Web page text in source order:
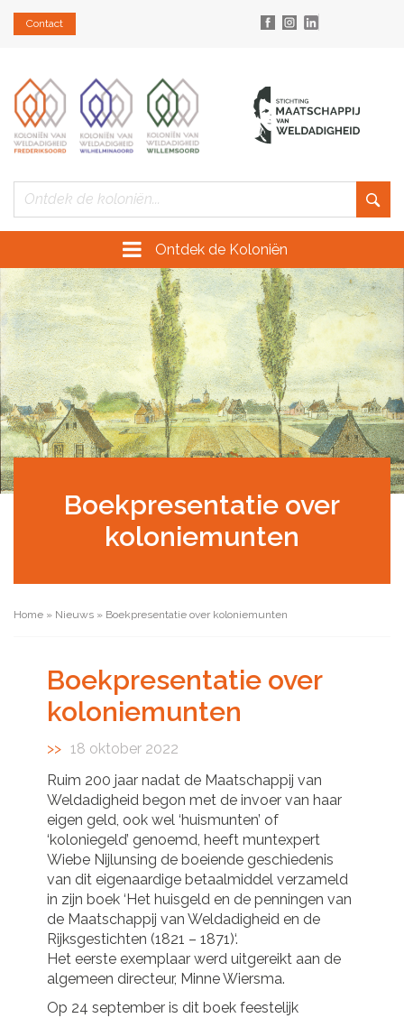
Contact
Ontdek de Koloniën
Boekpresentatie over
koloniemunten
Home » Nieuws » Boekpresentatie over koloniemunten
Boekpresentatie over
koloniemunten
18 oktober 2022
Ruim 200 jaar nadat de Maatschappij van
Weldadigheid begon met de invoer van haar
eigen geld, ook wel ‘huismunten’ of
‘koloniegeld’ genoemd, heeft muntexpert
Wiebe Nijlunsing de boeiende geschiedenis
van dit eigenaardige betaalmiddel verzameld
in zijn boek ‘Het huisgeld en de penningen van
de Maatschappij van Weldadigheid en de
Rijksgestichten (1821 – 1871)‘.
Het eerste exemplaar werd uitgereikt aan de
algemeen directeur, Minne Wiersma.
Op 24 september is dit boek feestelijk